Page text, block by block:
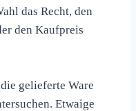
das Recht, den
den Kaufpreis
gelieferte Ware
Etwaige